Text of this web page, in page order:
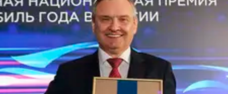
CHERY И СПОРТ
НАШИ МЕРОПРИЯТИЯ
ВИДЕООБЗОРЫ